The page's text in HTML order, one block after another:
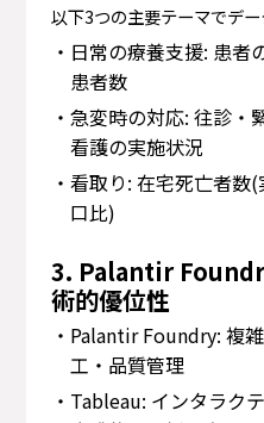
以下3つの主要テーマでデー
・日常の療養支援: 患
患者数
・急変時の対応: 往診
看護の実施状況
・看取り: 在宅死亡者
口比)
3. Palantir
術的優位性
・Palantir Foundry: 複
工・品質管理
・Tableau: インタラク